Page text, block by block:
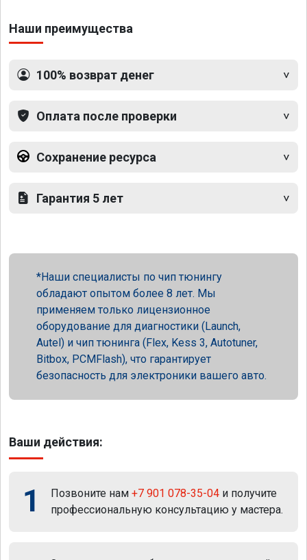
Наши преимущества
100% возврат денег
Оплата после проверки
Сохранение ресурса
Гарантия 5 лет
Наши специалисты по чип тюнингу
обладают опытом более 8 лет. Мы
применяем только лицензионное
оборудование для диагностики (Launch,
Autel) и чип тюнинга (Flex, Kess 3, Autotuner,
Bitbox, PCMFlash), что гарантирует
безопасность для электроники вашего авто.
Ваши действия:
1 Позвоните нам +7 901 078-35-04 и получите
профессиональную консультацию у мастера.